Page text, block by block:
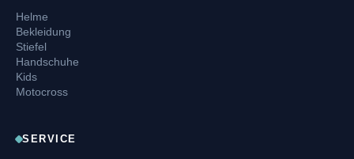
Helme
Bekleidung
Stiefel
Handschuhe
Kids
Motocross
SERVICE